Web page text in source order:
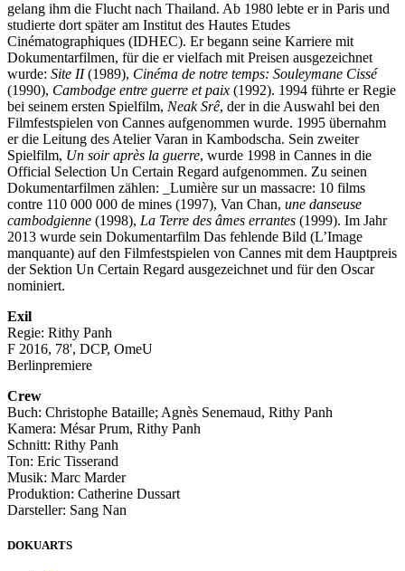
gelang ihm die Flucht nach Thailand. Ab 1980 lebte er in Paris und
studierte dort später am Institut des Hautes Etudes
Cinématographiques (IDHEC). Er begann seine Karriere mit
Dokumentarfilmen, für die er vielfach mit Preisen ausgezeichnet
wurde: Site II(1989), Cinéma de notre temps: Souleymane Cissé
(1990), Cambodge entre guerre et paix (1992). 1994 führte er Regie
bei seinem ersten Spielfilm, Neak Srê, der in die Auswahl bei den
Filmfestspielen von Cannes aufgenommen wurde. 1995 übernahm
er die Leitung des Atelier Varan in Kambodscha. Sein zweiter
Spielfilm, Un soir après la guerre, wurde 1998 in Cannes in die
Official Selection Un Certain Regard aufgenommen. Zu seinen
Dokumentarfilmen zählen: _Lumière sur un massacre: 10 films
contre 110 000 000 de mines (1997), Van Chan, une danseuse
cambodgienne (1998), La Terre des âmes errantes (1999). Im Jahr
2013 wurde sein Dokumentarfilm Das fehlende Bild (L’Image
manquante) auf den Filmfestspielen von Cannes mit dem Hauptpreis
der Sektion Un Certain Regard ausgezeichnet und für den Oscar
nominiert.
Exil
Regie: Rithy Panh
F 2016, 78', DCP, OmeU
Berlinpremiere
Crew
Buch: Christophe Bataille; Agnès Senemaud, Rithy Panh
Kamera: Mésar Prum, Rithy Panh
Schnitt: Rithy Panh
Ton: Eric Tisserand
Musik: Marc Marder
Produktion: Catherine Dussart
Darsteller: Sang Nan
DOKUARTS